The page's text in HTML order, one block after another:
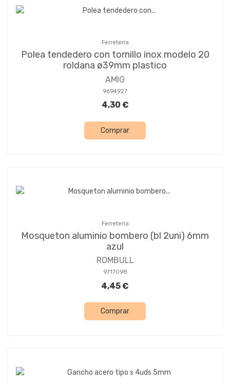
Ferretería
Polea tendedero con tornillo inox modelo 20
roldana ø39mm plastico
AMIG
9694927
4,30 €
Comprar
Ferretería
Mosqueton aluminio bombero (bl 2uni) 6mm
azul
ROMBULL
9717098
4,45 €
Comprar